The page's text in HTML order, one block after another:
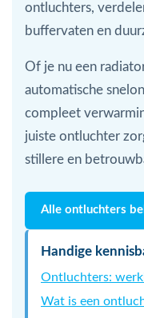
ontluchters,
buffervaten en
Of je nu een
automatische
compleet
juiste ontluchter
stillere en
Alle ontluchters
Handige
Ontluchters:
Wat is een